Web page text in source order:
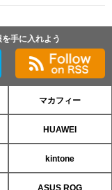
手に入れよう
マカフィー
HUAWEI
kintone
ASUS ROG